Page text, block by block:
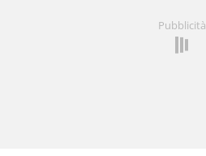
Pubblicità